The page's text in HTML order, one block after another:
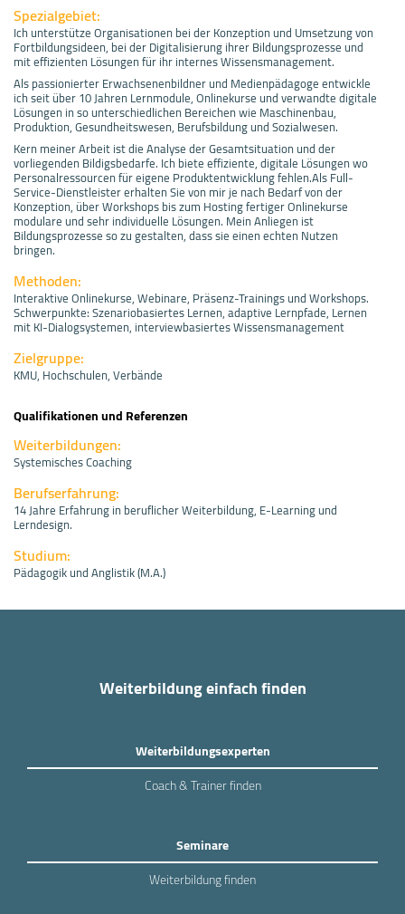
Spezialgebiet:
Ich unterstütze Organisationen bei der Konzeption und Umsetzung von
Fortbildungsideen, bei der Digitalisierung ihrer Bildungsprozesse und
mit effizienten Lösungen für ihr internes Wissensmanagement.
Als passionierter Erwachsenenbildner und Medienpädagoge entwickle
ich seit über 10 Jahren Lernmodule, Onlinekurse und verwandte digitale
Lösungen in so unterschiedlichen Bereichen wie Maschinenbau,
Produktion, Gesundheitswesen, Berufsbildung und Sozialwesen.
Kern meiner Arbeit ist die Analyse der Gesamtsituation und der
vorliegenden Bildigsbedarfe. Ich biete effiziente, digitale Lösungen wo
Personalressourcen für eigene Produktentwicklung fehlen.Als Full-
Service-Dienstleister erhalten Sie von mir je nach Bedarf von der
Konzeption, über Workshops bis zum Hosting fertiger Onlinekurse
modulare und sehr individuelle Lösungen. Mein Anliegen ist
Bildungsprozesse so zu gestalten, dass sie einen echten Nutzen
bringen.
Methoden:
Interaktive Onlinekurse, Webinare, Präsenz-Trainings und Workshops.
Schwerpunkte: Szenariobasiertes Lernen, adaptive Lernpfade, Lernen
mit KI-Dialogsystemen, interviewbasiertes Wissensmanagement
Zielgruppe:
KMU, Hochschulen, Verbände
Qualifikationen und Referenzen
Weiterbildungen:
Systemisches Coaching
Berufserfahrung:
14 Jahre Erfahrung in beruflicher Weiterbildung, E-Learning und
Lerndesign.
Studium:
Pädagogik und Anglistik (M.A.)
Weiterbildung einfach finden
Weiterbildungsexperten
Coach & Trainer finden
Seminare
Weiterbildung finden